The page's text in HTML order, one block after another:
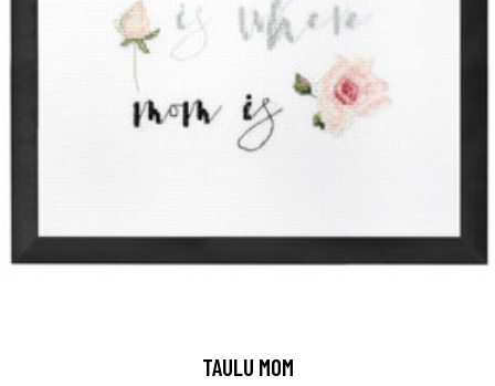
TAULU MOM